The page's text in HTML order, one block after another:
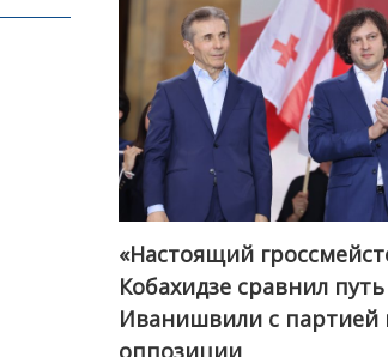
@ქართული ოცნება / Georgian
«Настоящий
Кобахидзе сравнил путь
Иванишвили с партией
оппозиции